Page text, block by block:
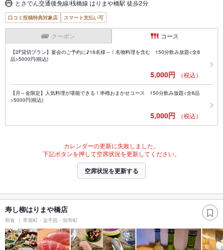
とさでん交通後免線/桟橋線 はりまや橋駅 徒歩2分
口コミ投稿特典対象店 スマート支払い可
クーポン コース
【2F貸切プラン】宴会のご予約に♪16名様～！名物料理を含む 150分飲み放題<全8
品>5000円(税込)
5,000円 （税込）
【月～金限定】人気料理が堪能できる！串櫓おまかせコース 150分飲み放題<全8品
>5000円(税込)
5,000円 （税込）
カレンダーの更新に失敗しました。
下記ボタンを押して空席状況を更新してください。
空席状況を更新する
寿し柳はりまや橋店
和食 帯屋町・追手筋・知寄町